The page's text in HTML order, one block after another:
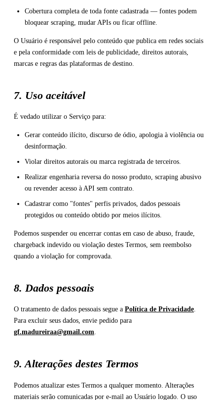
Cobertura completa de toda fonte cadastrada — fontes podem
bloquear scraping, mudar APIs ou ficar offline.
O Usuário é responsável pelo conteúdo que publica em redes sociais
e pela conformidade com leis de publicidade, direitos autorais,
marcas e regras das plataformas de destino.
7. Uso aceitável
É vedado utilizar o Serviço para:
Gerar conteúdo ilícito, discurso de ódio, apologia à violência ou
desinformação.
Violar direitos autorais ou marca registrada de terceiros.
Realizar engenharia reversa do nosso produto, scraping abusivo
ou revender acesso à API sem contrato.
Cadastrar como "fontes" perfis privados, dados pessoais
protegidos ou conteúdo obtido por meios ilícitos.
Podemos suspender ou encerrar contas em caso de abuso, fraude,
chargeback indevido ou violação destes Termos, sem reembolso
quando a violação for comprovada.
8. Dados pessoais
O tratamento de dados pessoais segue a Política de Privacidade.
Para excluir seus dados, envie pedido para
gf.madureiraa@gmail.com.
9. Alterações destes Termos
Podemos atualizar estes Termos a qualquer momento. Alterações
materiais serão comunicadas por e-mail ao Usuário logado. O uso